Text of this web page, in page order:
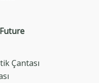
Future
Çantası